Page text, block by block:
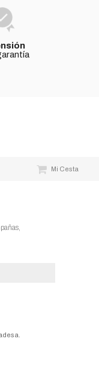
Mi Cesta